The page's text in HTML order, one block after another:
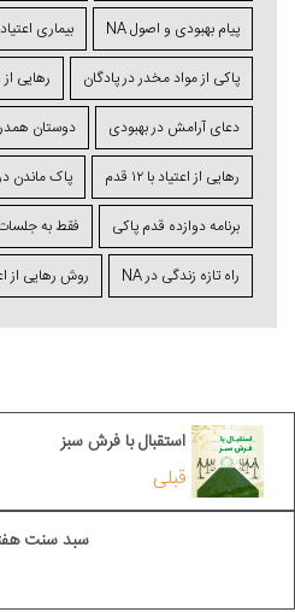
پیام بهبودی و اصول NA بیماری
پاکی از مواد مخدر در پادگان رهایی
دعای آرامش در بهبودی دوستان
رهایی از اعتیاد با ۱۲ قدم پاک ماندن
برنامه دوازده قدم پاکی فقط به
راه تازه زندگی در NA روش رهایی از
استقبال با فرش سبز
قبلی
سبد سنت